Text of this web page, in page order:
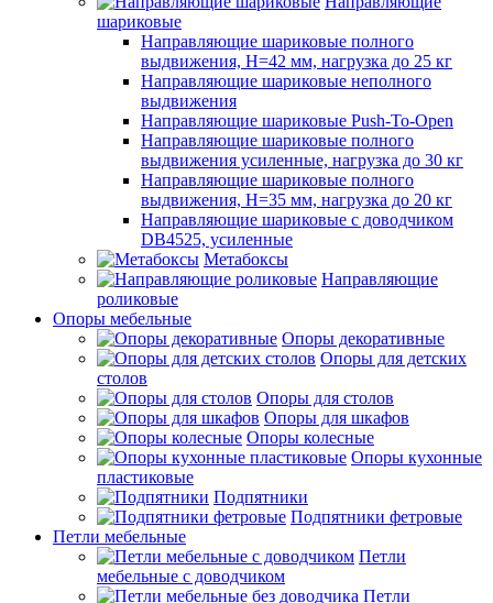
шариковые
Направляющие шариковые полного
выдвижения, H=42 мм, нагрузка до 25 кг
Направляющие шариковые неполного
выдвижения
Направляющие шариковые Push-To-Open
Направляющие шариковые полного
выдвижения усиленные, нагрузка до 30 кг
Направляющие шариковые полного
выдвижения, H=35 мм, нагрузка до 20 кг
Направляющие шариковые с доводчиком
DB4525, усиленные
Метабоксы
Направляющие
роликовые
Опоры мебельные
Опоры декоративные
Опоры для детских
столов
Опоры для столов
Опоры для шкафов
Опоры колесные
Опоры кухонные
пластиковые
Подпятники
Подпятники фетровые
Петли мебельные
Петли
мебельные с доводчиком
Петли